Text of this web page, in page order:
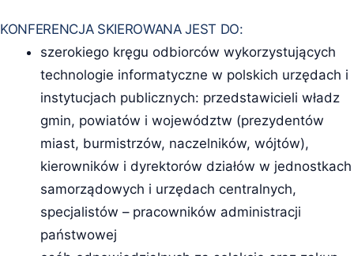
KONFERENCJA SKIEROWANA JEST DO:
szerokiego kręgu odbiorców wykorzystujących
technologie informatyczne w polskich urzędach i
instytucjach publicznych: przedstawicieli władz
gmin, powiatów i województw (prezydentów
miast, burmistrzów, naczelników, wójtów),
kierowników i dyrektorów działów w jednostkach
samorządowych i urzędach centralnych,
specjalistów – pracowników administracji
państwowej